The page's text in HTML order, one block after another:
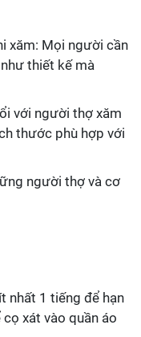
xăm: Mọi người cần
thiết kế mà
với người thợ xăm
thước phù hợp với
người thợ và cơ
nhất 1 tiếng để hạn
xát vào quần áo